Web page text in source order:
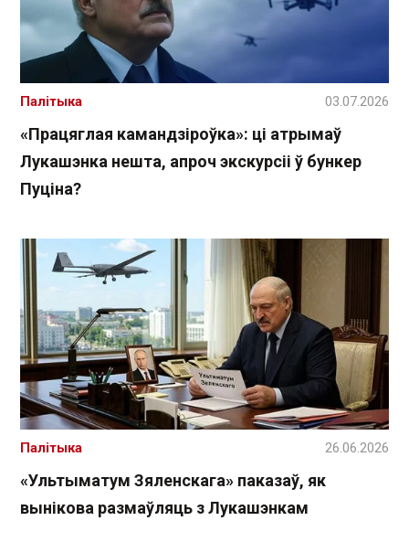
«Працяглая камандзіроўка»: ці атрымаў
Лукашэнка нешта, апроч экскурсіі ў бункер
Пуціна?
Палітыка 03.07.2026
«Ультыматум Зяленскага» паказаў, як
вынікова размаўляць з Лукашэнкам
Палітыка 26.06.2026